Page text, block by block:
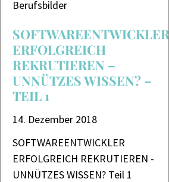
Berufsbilder
14. Dezember 2018
SOFTWAREENTWICKLER
ERFOLGREICH
REKRUTIEREN –
UNNÜTZES WISSEN? –
TEIL 1
SOFTWAREENTWICKLER
ERFOLGREICH REKRUTIEREN -
UNNÜTZES WISSEN? Teil 1​